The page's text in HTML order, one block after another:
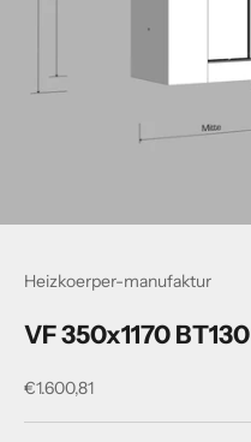
Heizkoerper-manufaktur
VF 350x1170 BT130
Angebot
€1.600,81